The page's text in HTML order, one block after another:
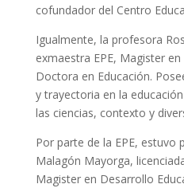
cofundador del Centro
Igualmente, la profesora
exmaestra EPE, Magister
Doctora en Educación.
y trayectoria en la
las ciencias, contexto y
Por parte de la EPE, estuvo
Malagón Mayorga,
Magister en Desarrollo